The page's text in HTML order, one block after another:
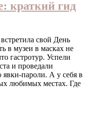
краткий гид
свой День
в музеи в масках не
гастротур. Успели
и проведали
явки-пароли. А у себя в
любимых местах. Где